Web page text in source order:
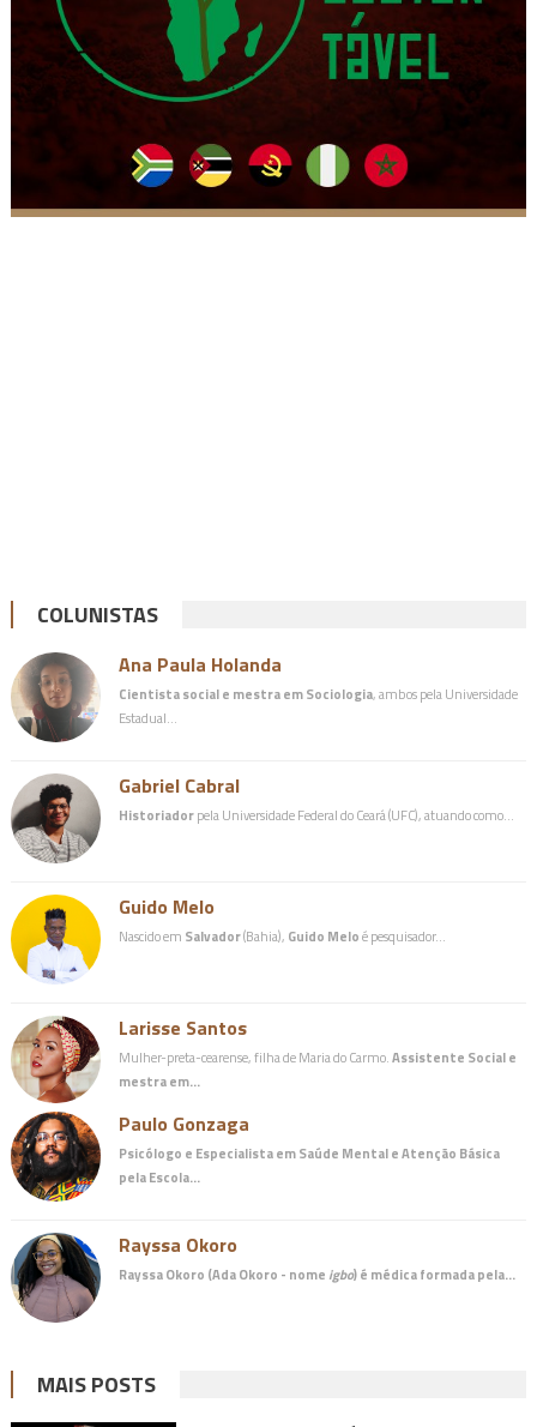
COLUNISTAS
Ana Paula Holanda
Cientista social e mestra em Sociologia, ambos pela Universidade
Estadual…
Gabriel Cabral
Historiadorpela Universidade Federal do Ceará (UFC), atuando como…
Guido Melo
Nascido em Salvador(Bahia), Guido Meloé pesquisador…
Larisse Santos
Mulher-preta-cearense, filha de Maria do Carmo.Assistente Social e
mestra em…
Paulo Gonzaga
Psicólogo e Especialista em Saúde Mental e Atenção Básica
pela Escola…
Rayssa Okoro
Rayssa Okoro (Ada Okoro - nome igbo) é médicaformada pela…
MAIS POSTS